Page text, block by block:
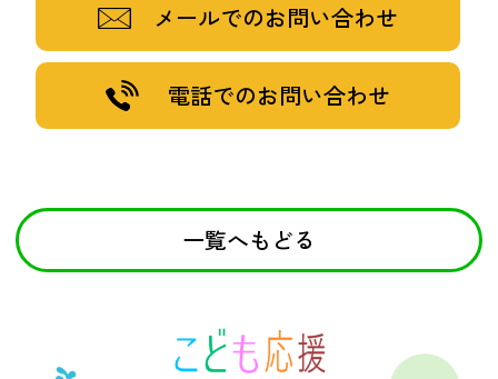
メールでのお問い合わせ
電話でのお問い合わせ
一覧へもどる